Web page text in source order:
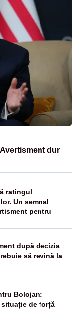
dur
ratingul
Un semnal
pentru
după decizia
să revină la
Bolojan:
situație de forță